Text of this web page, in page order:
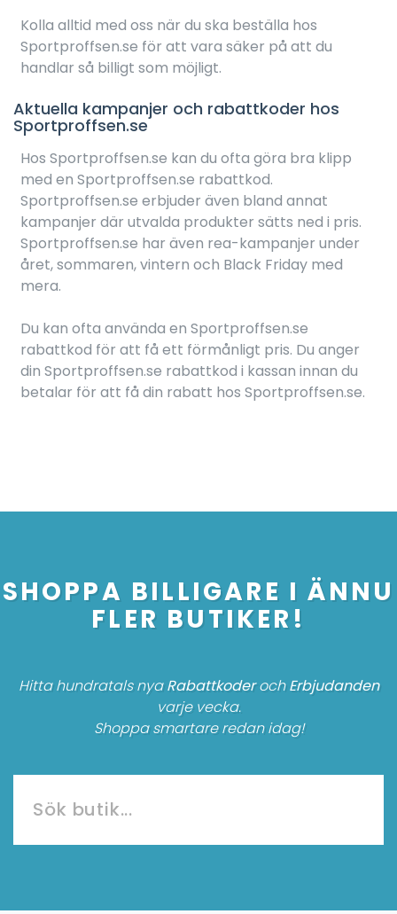
Kolla alltid med oss när du ska beställa hos
Sportproffsen.se för att vara säker på att du
handlar så billigt som möjligt.
Aktuella kampanjer och rabattkoder hos
Sportproffsen.se
Hos Sportproffsen.se kan du ofta göra bra klipp
med en Sportproffsen.se rabattkod.
Sportproffsen.se erbjuder även bland annat
kampanjer där utvalda produkter sätts ned i pris.
Sportproffsen.se har även rea-kampanjer under
året, sommaren, vintern och Black Friday med
mera.
Du kan ofta använda en Sportproffsen.se
rabattkod för att få ett förmånligt pris. Du anger
din Sportproffsen.se rabattkod i kassan innan du
betalar för att få din rabatt hos Sportproffsen.se.
SHOPPA BILLIGARE I ÄNNU
FLER BUTIKER!
Hitta hundratals nyaRabattkoderochErbjudanden
varje vecka.
Shoppa smartare redan idag!